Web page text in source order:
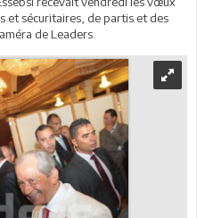
et sécuritaires, de partis et des
de Leaders.